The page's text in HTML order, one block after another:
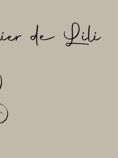
de Lili